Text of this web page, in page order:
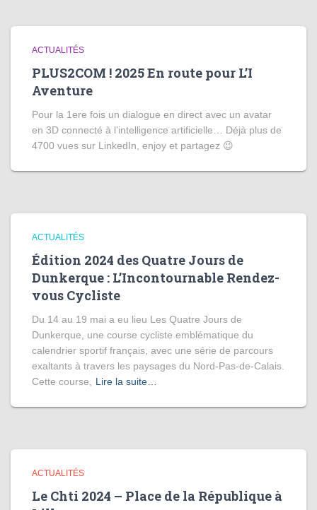
ACTUALITÉS
PLUS2COM ! 2025 En route pour L’I
Aventure
Pour la 1ere fois un dialogue en direct avec un avatar
en 3D connecté à l’intelligence artificielle… Déjà plus de
4700 vues sur LinkedIn, enjoy et partagez 😉
ACTUALITÉS
Édition 2024 des Quatre Jours de
Dunkerque : L’Incontournable Rendez-
vous Cycliste
Du 14 au 19 mai a eu lieu Les Quatre Jours de
Dunkerque, une course cycliste emblématique du
calendrier sportif français, avec une série de parcours
exaltants à travers les paysages du Nord-Pas-de-Calais.
Cette course,
Lire la suite…
ACTUALITÉS
Le Chti 2024 – Place de la République à